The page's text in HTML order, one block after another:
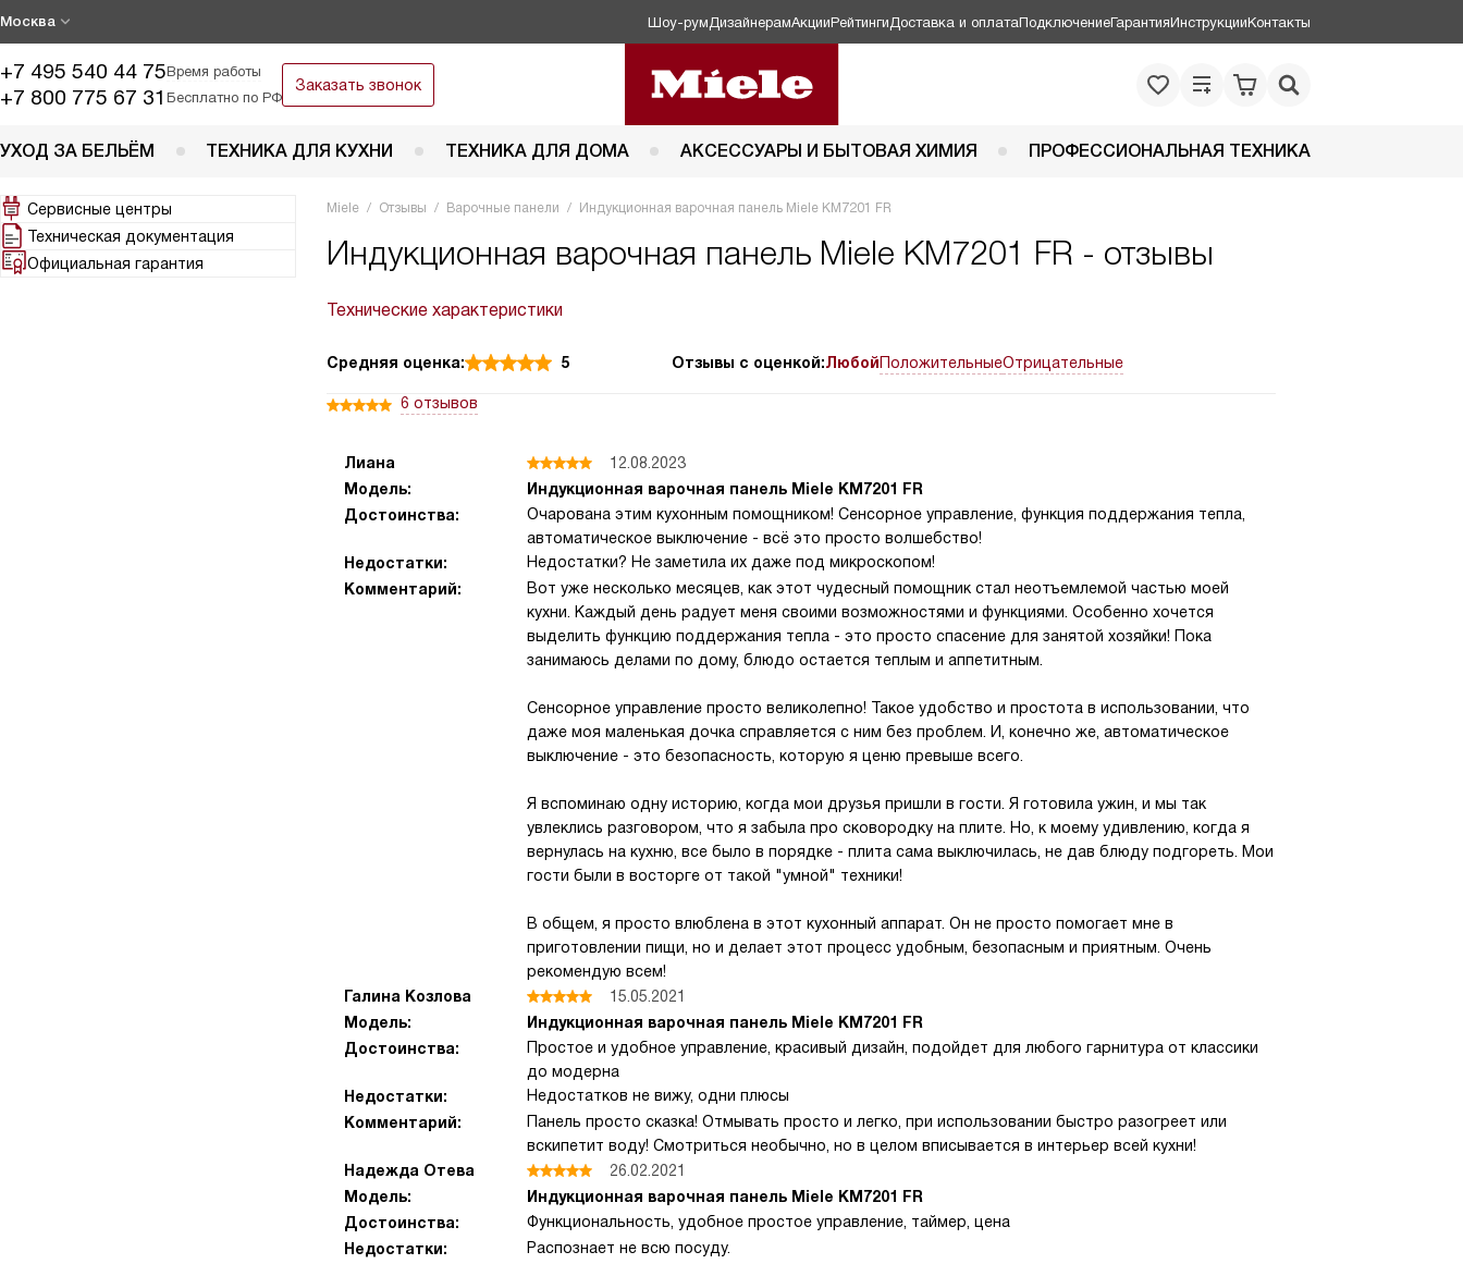
Москва Шоу-рум ДизайнерамАкцииРейтинги Доставка и оплатаПодключениеГарантияИнструкцииКонтакты
+7 495 540 44 75Время работы
+7 800 775 67 31 Бесплатно по РФ
Заказать звонок
УХОД ЗА БЕЛЬЁМ ТЕХНИКА ДЛЯ КУХНИ ТЕХНИКА ДЛЯ ДОМА АКСЕССУАРЫ И БЫТОВАЯ ХИМИЯ ПРОФЕССИОНАЛЬНАЯ ТЕХНИКА
Сервисные центры
Техническая документация
Официальная гарантия
Miele Отзывы Варочные панели Индукционная варочная панель Miele KM7201 FR
Индукционная варочная панель Miele KM7201 FR - отзывы
Технические характеристики
Средняя оценка: 5 Отзывы с оценкой:ЛюбойПоложительныеОтрицательные
6 отзывов
Лиана
12.08.2023
Модель:
Индукционная варочная панель Miele KM7201 FR
Достоинства:
Очарована этим кухонным помощником! Сенсорное управление, функция поддержания тепла,
автоматическое выключение - всё это просто волшебство!
Недостатки:
Недостатки? Не заметила их даже под микроскопом!
Комментарий:
Вот уже несколько месяцев, как этот чудесный помощник стал неотъемлемой частью моей
кухни. Каждый день радует меня своими возможностями и функциями. Особенно хочется
выделить функцию поддержания тепла - это просто спасение для занятой хозяйки! Пока
занимаюсь делами по дому, блюдо остается теплым и аппетитным.
Сенсорное управление просто великолепно! Такое удобство и простота в использовании, что
даже моя маленькая дочка справляется с ним без проблем. И, конечно же, автоматическое
выключение - это безопасность, которую я ценю превыше всего.
Я вспоминаю одну историю, когда мои друзья пришли в гости. Я готовила ужин, и мы так
увлеклись разговором, что я забыла про сковородку на плите. Но, к моему удивлению, когда я
вернулась на кухню, все было в порядке - плита сама выключилась, не дав блюду подгореть. Мои
гости были в восторге от такой "умной" техники!
В общем, я просто влюблена в этот кухонный аппарат. Он не просто помогает мне в
приготовлении пищи, но и делает этот процесс удобным, безопасным и приятным. Очень
рекомендую всем!
Галина Козлова
15.05.2021
Модель:
Индукционная варочная панель Miele KM7201 FR
Достоинства:
Простое и удобное управление, красивый дизайн, подойдет для любого гарнитура от классики
до модерна
Недостатки:
Недостатков не вижу, одни плюсы
Комментарий:
Панель просто сказка! Отмывать просто и легко, при использовании быстро разогреет или
вскипетит воду! Смотриться необычно, но в целом вписывается в интерьер всей кухни!
Надежда Отева
26.02.2021
Модель:
Индукционная варочная панель Miele KM7201 FR
Достоинства:
Функциональность, удобное простое управление, таймер, цена
Недостатки:
Распознает не всю посуду.